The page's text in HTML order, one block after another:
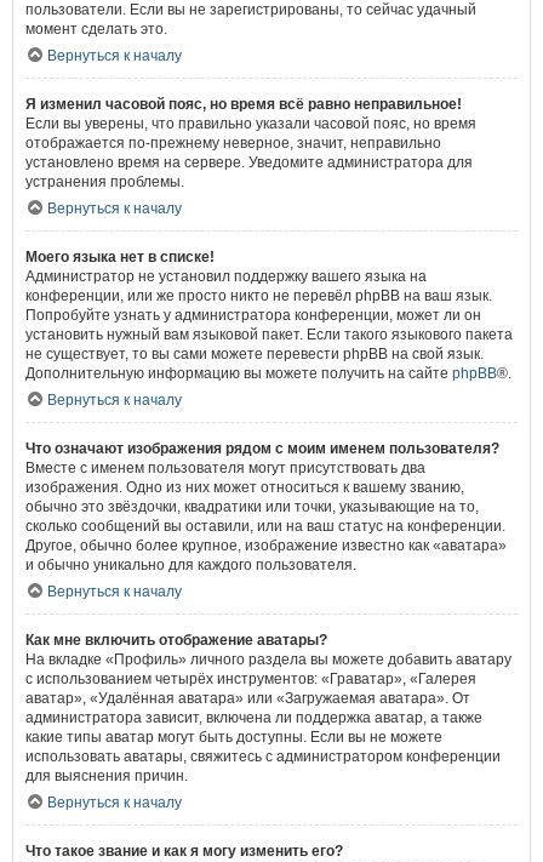
пользователи. Если вы не зарегистрированы, то сейчас удачный
момент сделать это.
Вернуться к началу
Я изменил часовой пояс, но время всё равно неправильное!
Если вы уверены, что правильно указали часовой пояс, но время
отображается по-прежнему неверное, значит, неправильно
установлено время на сервере. Уведомите администратора для
устранения проблемы.
Вернуться к началу
Моего языка нет в списке!
Администратор не установил поддержку вашего языка на
конференции, или же просто никто не перевёл phpBB на ваш язык.
Попробуйте узнать у администратора конференции, может ли он
установить нужный вам языковой пакет. Если такого языкового пакета
не существует, то вы сами можете перевести phpBB на свой язык.
Дополнительную информацию вы можете получить на сайте phpBB®.
Вернуться к началу
Что означают изображения рядом с моим именем пользователя?
Вместе с именем пользователя могут присутствовать два
изображения. Одно из них может относиться к вашему званию,
обычно это звёздочки, квадратики или точки, указывающие на то,
сколько сообщений вы оставили, или на ваш статус на конференции.
Другое, обычно более крупное, изображение известно как «аватара»
и обычно уникально для каждого пользователя.
Вернуться к началу
Как мне включить отображение аватары?
На вкладке «Профиль» личного раздела вы можете добавить аватару
с использованием четырёх инструментов: «Граватар», «Галерея
аватар», «Удалённая аватара» или «Загружаемая аватара». От
администратора зависит, включена ли поддержка аватар, а также
какие типы аватар могут быть доступны. Если вы не можете
использовать аватары, свяжитесь с администратором конференции
для выяснения причин.
Вернуться к началу
Что такое звание и как я могу изменить его?